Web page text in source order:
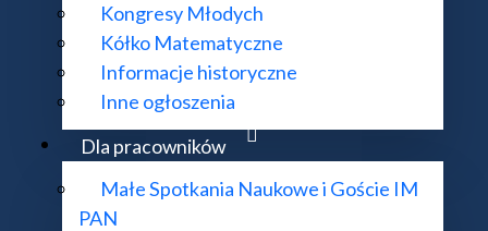
Kongresy Młodych
Kółko Matematyczne
Informacje historyczne
Inne ogłoszenia
Dla pracowników
Małe Spotkania Naukowe i Goście IM
PAN
KONTAKT:
ul. Śniadeckich 8, 00-656 Warszawa
22 522 81 00
im@impan.pl
Deklaracja
Mapa strony